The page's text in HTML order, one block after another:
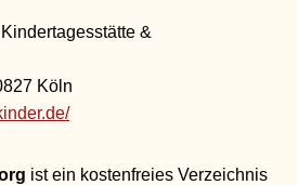
Kindertagesstätte &
Köln
ist ein kostenfreies Verzeichnis